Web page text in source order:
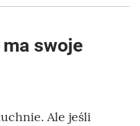
swoje
Ale jeśli